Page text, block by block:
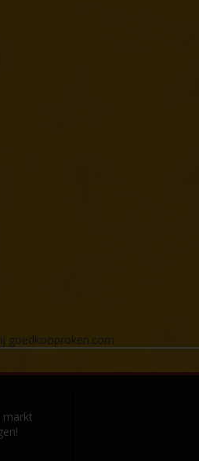
goedkooproken.com
markt